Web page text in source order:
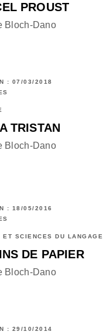
PROUST
Bloch-Dano
: 07/03/2018
TRISTAN
Bloch-Dano
: 18/05/2016
ET SCIENCES DU LANGAGE
DE PAPIER
Bloch-Dano
: 29/10/2014